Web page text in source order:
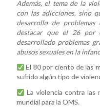
Además, el tema de la
con las adicciones, sino
desarrollo de
destacar que el 26 por
desarrollado problemas
abusos sexuales en la
El 80 por ciento de las
sufrido algún tipo de
La violencia contra las
mundial para la OMS.